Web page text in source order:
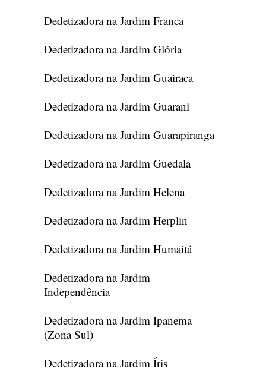
Dedetizadora na Jardim Franca
Dedetizadora na Jardim Glória
Dedetizadora na Jardim Guairaca
Dedetizadora na Jardim Guarani
Dedetizadora na Jardim Guarapiranga
Dedetizadora na Jardim Guedala
Dedetizadora na Jardim Helena
Dedetizadora na Jardim Herplin
Dedetizadora na Jardim Humaitá
Dedetizadora na Jardim
Independência
Dedetizadora na Jardim Ipanema
(Zona Sul)
Dedetizadora na Jardim Íris